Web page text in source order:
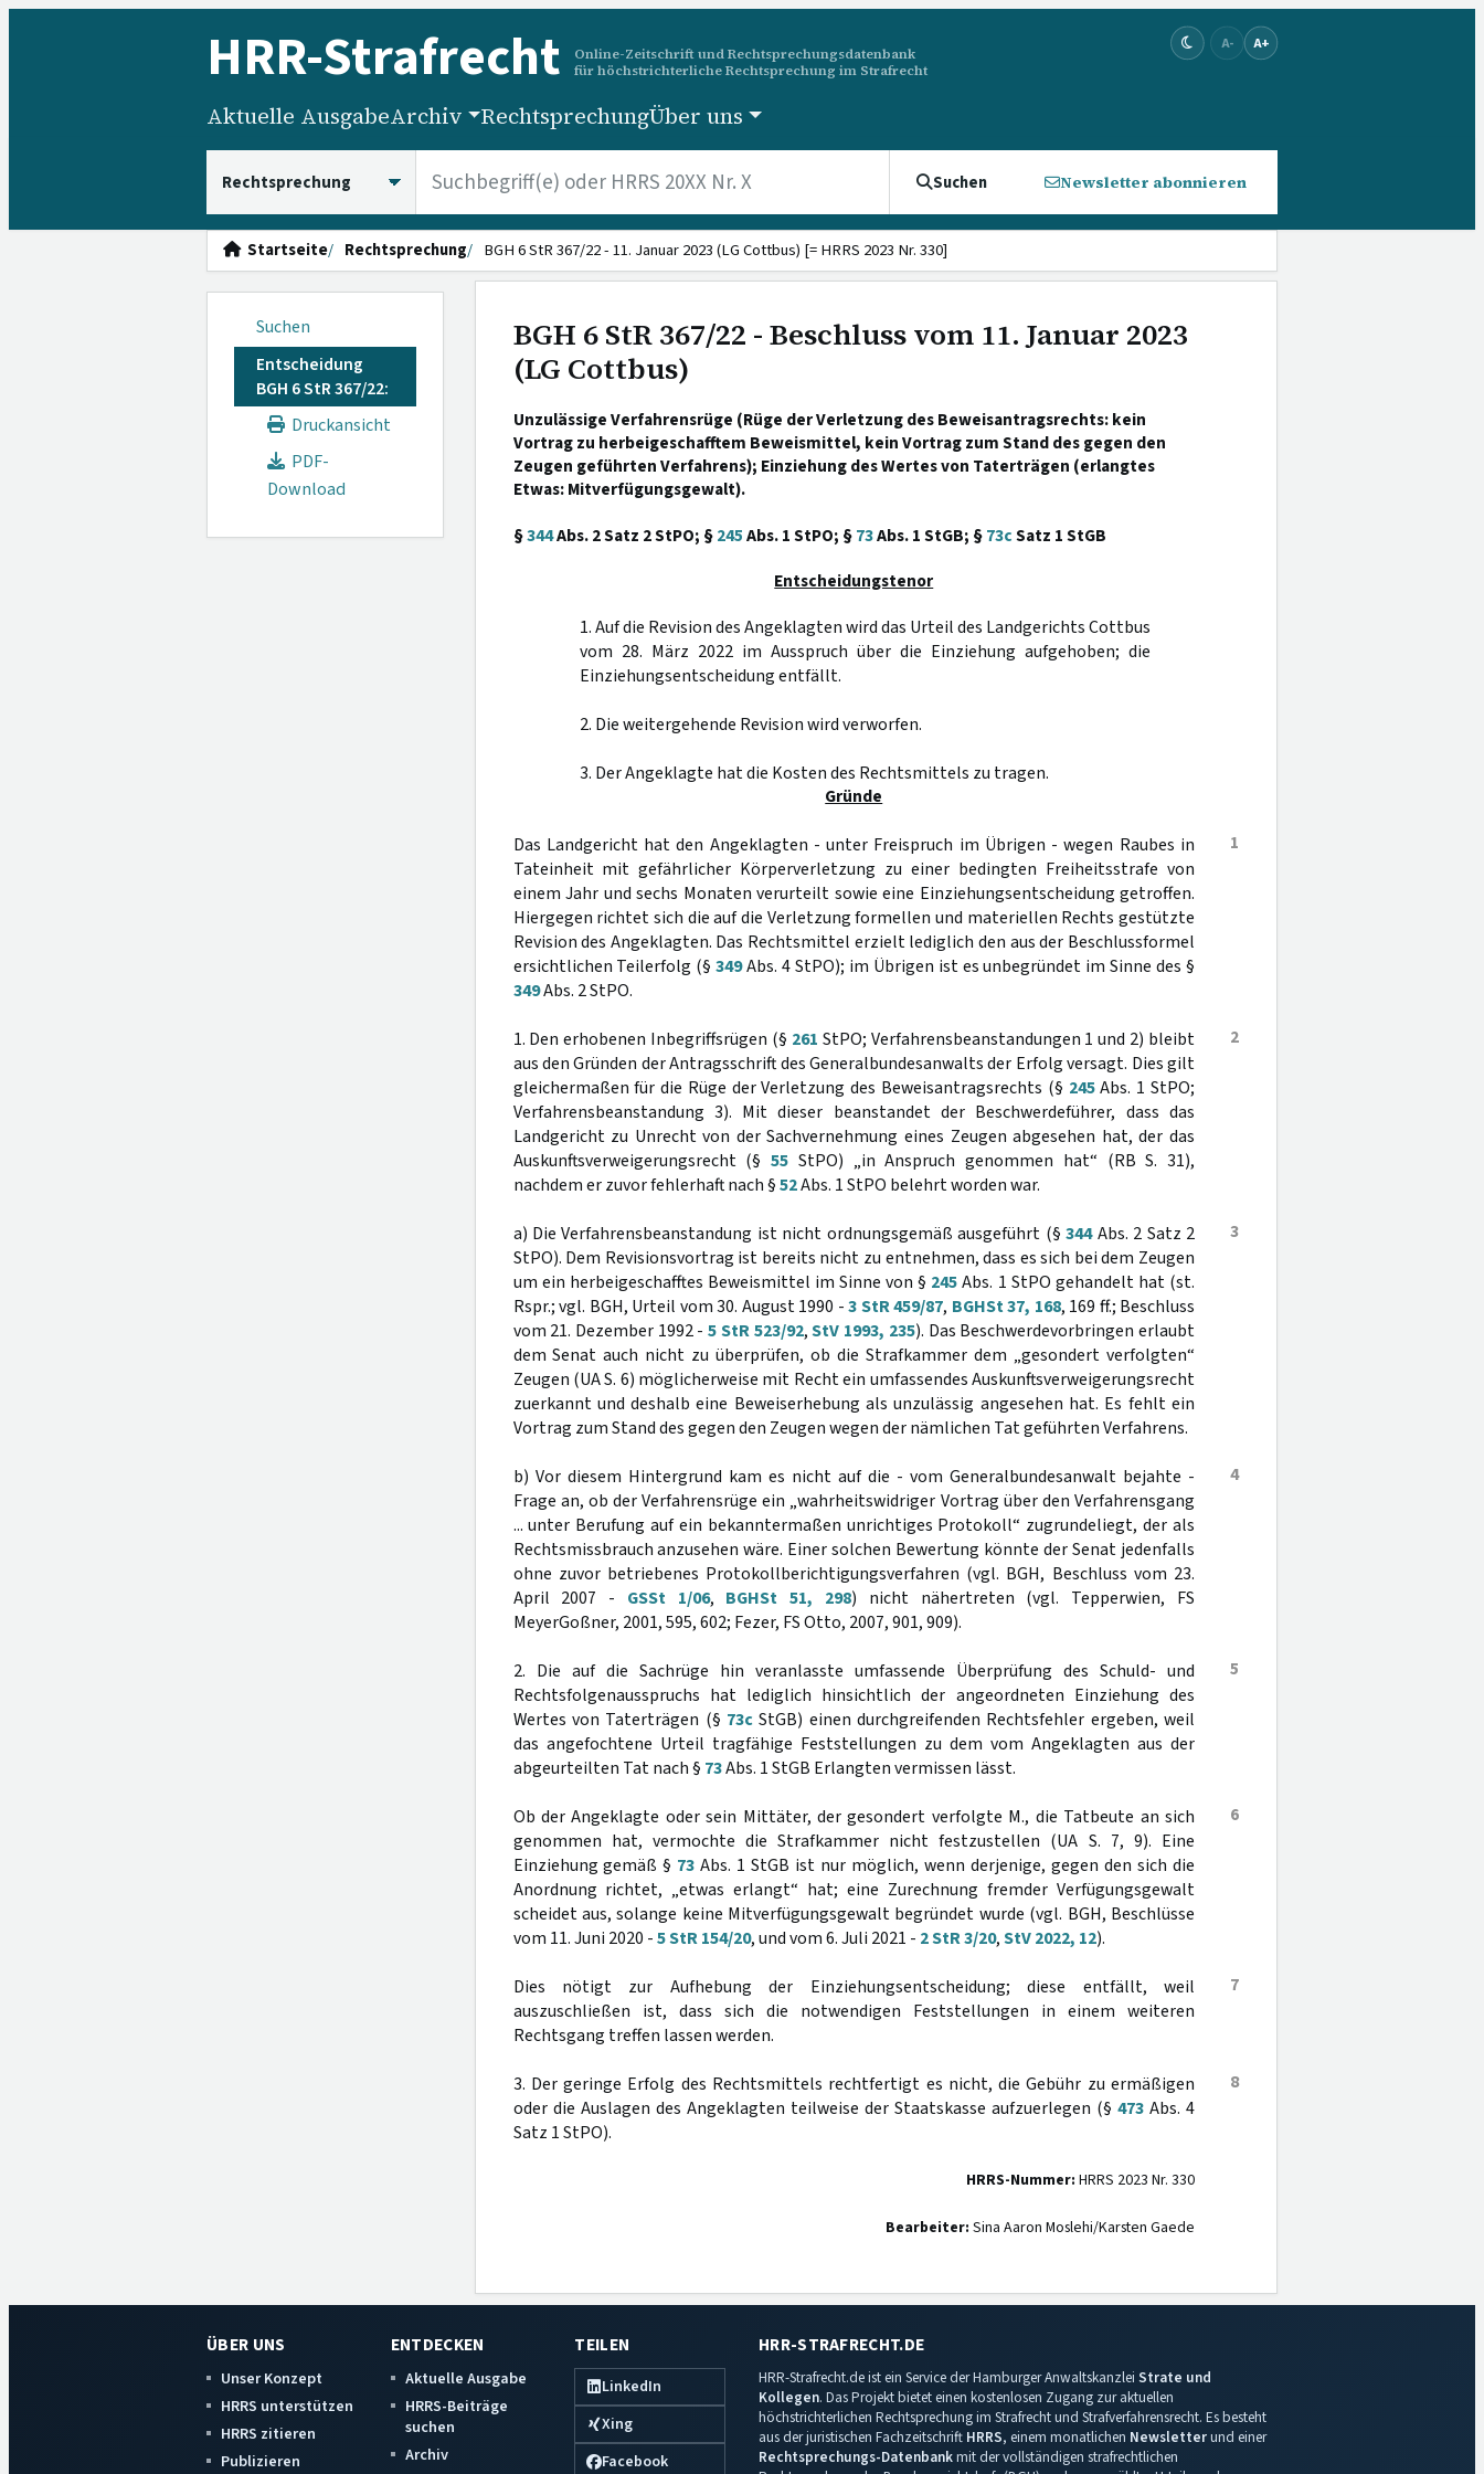
HRR-Strafrecht
Online-Zeitschrift und Rechtsprechungsdatenbank
für höchstrichterliche Rechtsprechung im Strafrecht
A- A+
Aktuelle AusgabeArchiv RechtsprechungÜber uns
Suchen Newsletter abonnieren
Startseite Rechtsprechung BGH 6 StR 367/22 - 11. Januar 2023 (LG Cottbus) [= HRRS 2023 Nr. 330]
Suchen
Entscheidung
BGH 6 StR 367/22:
Druckansicht
PDF-
Download
BGH 6 StR 367/22 - Beschluss vom 11. Januar 2023
(LG Cottbus)
Unzulässige Verfahrensrüge (Rüge der Verletzung des Beweisantragsrechts: kein
Vortrag zu herbeigeschafftem Beweismittel, kein Vortrag zum Stand des gegen den
Zeugen geführten Verfahrens); Einziehung des Wertes von Taterträgen (erlangtes
Etwas: Mitverfügungsgewalt).
§344Abs. 2 Satz 2 StPO; §245Abs. 1 StPO; §73Abs. 1 StGB; §73cSatz 1 StGB
Entscheidungstenor
1. Auf die Revision des Angeklagten wird das Urteil des Landgerichts Cottbus
vom 28. März 2022 im Ausspruch über die Einziehung aufgehoben; die
Einziehungsentscheidung entfällt.
2. Die weitergehende Revision wird verworfen.
3. Der Angeklagte hat die Kosten des Rechtsmittels zu tragen.
Gründe
1
Das Landgericht hat den Angeklagten - unter Freispruch im Übrigen - wegen Raubes in
Tateinheit mit gefährlicher Körperverletzung zu einer bedingten Freiheitsstrafe von
einem Jahr und sechs Monaten verurteilt sowie eine Einziehungsentscheidung getroffen.
Hiergegen richtet sich die auf die Verletzung formellen und materiellen Rechts gestützte
Revision des Angeklagten. Das Rechtsmittel erzielt lediglich den aus der Beschlussformel
ersichtlichen Teilerfolg (§349Abs. 4 StPO); im Übrigen ist es unbegründet im Sinne des §
349Abs. 2 StPO.
2
1. Den erhobenen Inbegriffsrügen (§ 261 StPO; Verfahrensbeanstandungen 1 und 2) bleibt
aus den Gründen der Antragsschrift des Generalbundesanwalts der Erfolg versagt. Dies gilt
gleichermaßen für die Rüge der Verletzung des Beweisantragsrechts (§ 245Abs. 1 StPO;
Verfahrensbeanstandung 3). Mit dieser beanstandet der Beschwerdeführer, dass das
Landgericht zu Unrecht von der Sachvernehmung eines Zeugen abgesehen hat, der das
Auskunftsverweigerungsrecht (§ 55 StPO) „in Anspruch genommen hat“ (RB S. 31),
nachdem er zuvor fehlerhaft nach §52Abs. 1 StPO belehrt worden war.
3
a) Die Verfahrensbeanstandung ist nicht ordnungsgemäß ausgeführt (§344Abs. 2 Satz 2
StPO). Dem Revisionsvortrag ist bereits nicht zu entnehmen, dass es sich bei dem Zeugen
um ein herbeigeschafftes Beweismittel im Sinne von § 245Abs. 1 StPO gehandelt hat (st.
Rspr.; vgl. BGH, Urteil vom 30. August 1990 -3 StR 459/87, BGHSt 37, 168, 169 ff.; Beschluss
vom 21. Dezember 1992 -5 StR 523/92,StV 1993, 235). Das Beschwerdevorbringen erlaubt
dem Senat auch nicht zu überprüfen, ob die Strafkammer dem „gesondert verfolgten“
Zeugen (UA S. 6) möglicherweise mit Recht ein umfassendes Auskunftsverweigerungsrecht
zuerkannt und deshalb eine Beweiserhebung als unzulässig angesehen hat. Es fehlt ein
Vortrag zum Stand des gegen den Zeugen wegen der nämlichen Tat geführten Verfahrens.
4
b) Vor diesem Hintergrund kam es nicht auf die - vom Generalbundesanwalt bejahte -
Frage an, ob der Verfahrensrüge ein „wahrheitswidriger Vortrag über den Verfahrensgang
... unter Berufung auf ein bekanntermaßen unrichtiges Protokoll“ zugrundeliegt, der als
Rechtsmissbrauch anzusehen wäre. Einer solchen Bewertung könnte der Senat jedenfalls
ohne zuvor betriebenes Protokollberichtigungsverfahren (vgl. BGH, Beschluss vom 23.
April 2007 - GSSt 1/06, BGHSt 51, 298) nicht nähertreten (vgl. Tepperwien, FS
MeyerGoßner, 2001, 595, 602; Fezer, FS Otto, 2007, 901, 909).
5
2. Die auf die Sachrüge hin veranlasste umfassende Überprüfung des Schuld- und
Rechtsfolgenausspruchs hat lediglich hinsichtlich der angeordneten Einziehung des
Wertes von Taterträgen (§ 73cStGB) einen durchgreifenden Rechtsfehler ergeben, weil
das angefochtene Urteil tragfähige Feststellungen zu dem vom Angeklagten aus der
abgeurteilten Tat nach § 73Abs. 1 StGB Erlangten vermissen lässt.
6
Ob der Angeklagte oder sein Mittäter, der gesondert verfolgte M., die Tatbeute an sich
genommen hat, vermochte die Strafkammer nicht festzustellen (UA S. 7, 9). Eine
Einziehung gemäß § 73 Abs. 1 StGB ist nur möglich, wenn derjenige, gegen den sich die
Anordnung richtet, „etwas erlangt“ hat; eine Zurechnung fremder Verfügungsgewalt
scheidet aus, solange keine Mitverfügungsgewalt begründet wurde (vgl. BGH, Beschlüsse
vom 11. Juni 2020 -5 StR 154/20, und vom 6. Juli 2021 - 2 StR 3/20,StV 2022, 12).
7
Dies nötigt zur Aufhebung der Einziehungsentscheidung; diese entfällt, weil
auszuschließen ist, dass sich die notwendigen Feststellungen in einem weiteren
Rechtsgang treffen lassen werden.
8
3. Der geringe Erfolg des Rechtsmittels rechtfertigt es nicht, die Gebühr zu ermäßigen
oder die Auslagen des Angeklagten teilweise der Staatskasse aufzuerlegen (§ 473Abs. 4
Satz 1 StPO).
HRRS-Nummer: HRRS 2023 Nr. 330
Bearbeiter: Sina Aaron Moslehi/Karsten Gaede
ÜBER UNS
Unser Konzept
HRRS unterstützen
HRRS zitieren
Publizieren
ENTDECKEN
Aktuelle Ausgabe
HRRS-Beiträge
suchen
Archiv
TEILEN
LinkedIn
Xing
Facebook
HRR-STRAFRECHT.DE
HRR-Strafrecht.de ist ein Service der Hamburger Anwaltskanzlei Strate und
Kollegen. Das Projekt bietet einen kostenlosen Zugang zur aktuellen
höchstrichterlichen Rechtsprechung im Strafrecht und Strafverfahrensrecht. Es besteht
aus der juristischen Fachzeitschrift HRRS, einem monatlichen Newsletterund einer
Rechtsprechungs-Datenbankmit der vollständigen strafrechtlichen